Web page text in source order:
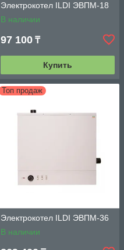
Электрокотел ILDI ЭВПМ-18
В наличии
97 100 ₸
Купить
Топ продаж
Электрокотел ILDI ЭВПМ-36
В наличии